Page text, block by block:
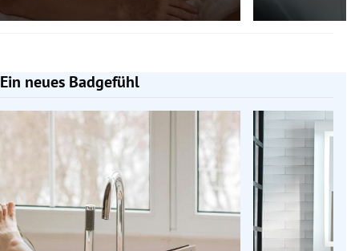
Ein neues Badgefühl
Slide 1 von 5